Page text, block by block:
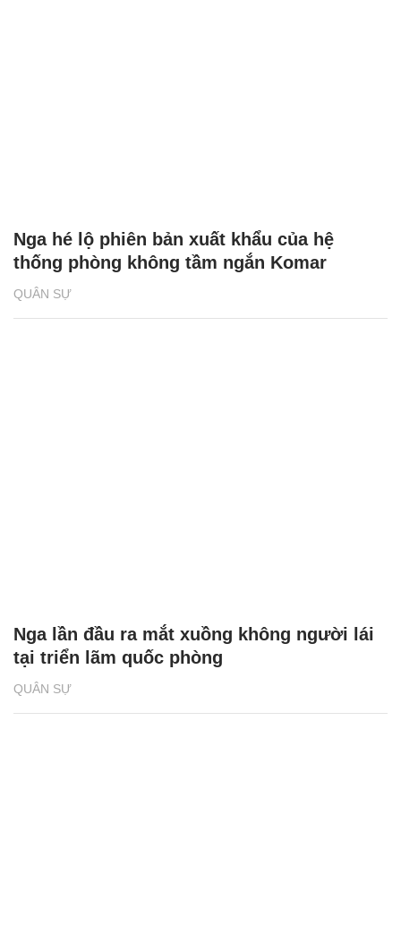
QUÂN SỰ
Nga hé lộ phiên bản xuất khẩu của hệ
thống phòng không tầm ngắn Komar
QUÂN SỰ
Nga lần đầu ra mắt xuồng không người lái
tại triển lãm quốc phòng